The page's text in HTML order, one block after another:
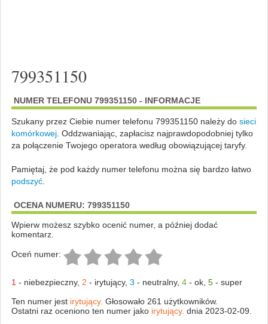
799351150
NUMER TELEFONU 799351150 - INFORMACJE
Szukany przez Ciebie numer telefonu 799351150 należy do sieci
komórkowej. Oddzwaniając, zapłacisz najprawdopodobniej tylko
za połączenie Twojego operatora według obowiązującej taryfy.
Pamiętaj, że pod każdy numer telefonu można się bardzo łatwo
podszyć.
OCENA NUMERU: 799351150
Wpierw możesz szybko ocenić numer, a później dodać
komentarz.
Oceń numer:
1 - niebezpieczny, 2 - irytujący, 3 - neutralny, 4- ok, 5- super
Ten numer jest irytujący. Głosowało 261 użytkowników.
Ostatni raz oceniono ten numer jako irytujący. dnia 2023-02-09.